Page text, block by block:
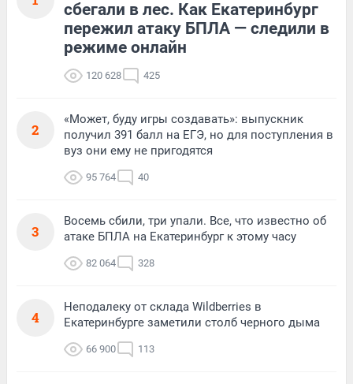
сбегали в лес. Как Екатеринбург
пережил атаку БПЛА — следили в
режиме онлайн
120 628 425
2
«Может, буду игры создавать»: выпускник
получил 391 балл на ЕГЭ, но для поступления в
вуз они ему не пригодятся
95 764 40
3
Восемь сбили, три упали. Все, что известно об
атаке БПЛА на Екатеринбург к этому часу
82 064 328
4
Неподалеку от склада Wildberries в
Екатеринбурге заметили столб черного дыма
66 900 113